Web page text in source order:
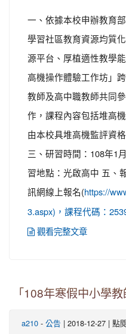
一、依據本校申辦教育
學習社區教育資源均質
源平台、厚植適性教學
高機操作體驗工作坊」
教師及高中職教師共同
作，課程內容包括堆高
由本校具堆高機監評資
三、研習時間：108年1
習地點：光啟高中 五、
訊網線上報名( https://
3.aspx)，課程代碼：
觀看完整文章
「108年寒假中小學
a210 - 公告 | 2018-12-27 | 點